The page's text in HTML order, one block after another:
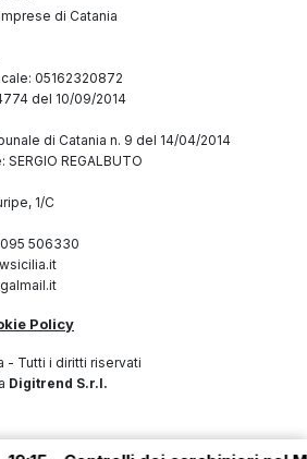
di Catania
05162320872
del 10/09/2014
di Catania n. 9 del 14/04/2014
REGALBUTO
1/C
506330
Policy
- Tutti i diritti riservati
Digitrend S.r.l.